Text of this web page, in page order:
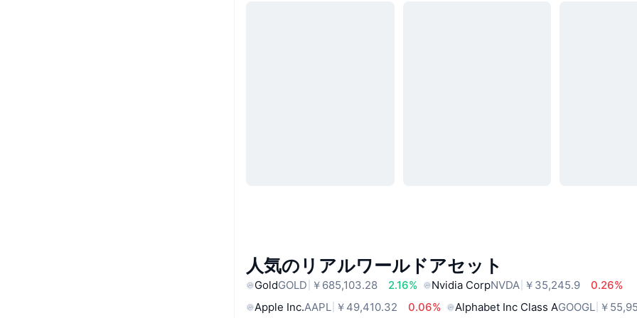
人気のリアルワールドアセット
GoldGOLD ￥685,103.28 2.16% Nvidia CorpNVDA ￥35,245.9
0.26%
Apple Inc.AAPL ￥49,410.32 0.06% Alphabet Inc Class AGOOGL ￥